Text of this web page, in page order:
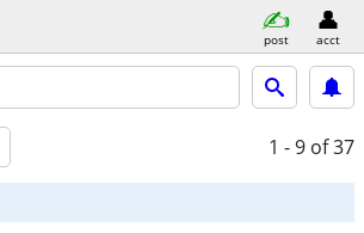
post acct
1 - 9 of 37